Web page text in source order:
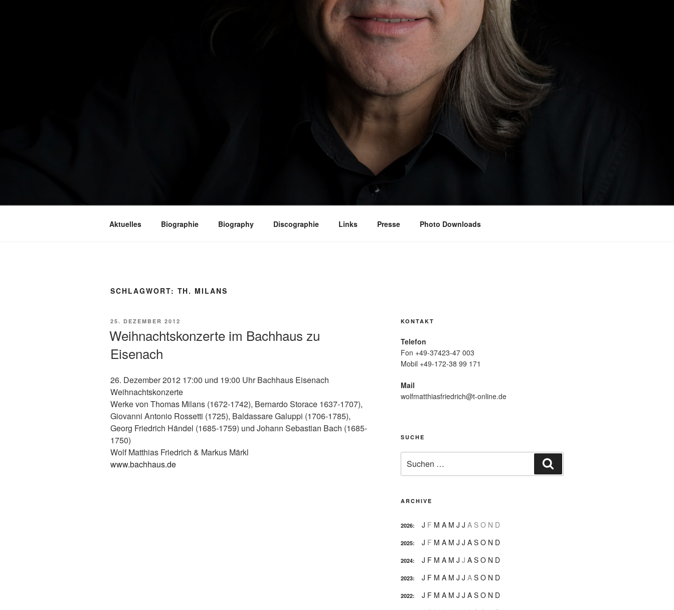
Aktuelles Biographie Biography Discographie Links Presse Photo Downloads
SCHLAGWORT: TH. MILANS
VERÖFFENTLICHT
25. DEZEMBER 2012
Weihnachtskonzerte im Bachhaus zu
Eisenach
26. Dezember 2012 17:00 und 19:00 Uhr Bachhaus Eisenach
Weihnachtskonzerte
Werke von Thomas Milans (1672-1742), Bernardo Storace 1637-1707),
Giovanni Antonio Rossetti (1725), Baldassare Galuppi (1706-1785),
Georg Friedrich Händel (1685-1759) und Johann Sebastian Bach (1685-
1750)
Wolf Matthias Friedrich & Markus Märkl
www.bachhaus.de
KONTAKT
Telefon
Fon +49-37423-47 003
Mobil +49-172-38 99 171
Mail
wolfmatthiasfriedrich@t-online.de
SUCHE
nach:
ARCHIVE
2026: J F M A M J J A S O N D
2025: J F M A M J J A S O N D
2024: J F M A M J J A S O N D
2023: J F M A M J J A S O N D
2022: J F M A M J J A S O N D